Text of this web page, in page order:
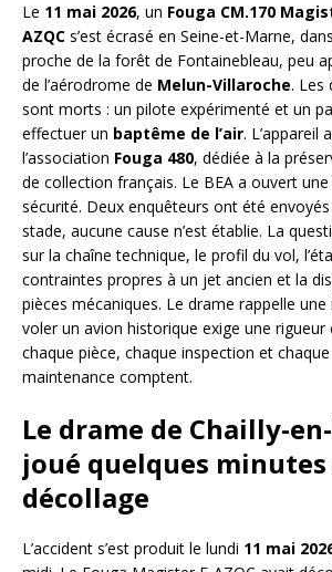
Le 11 mai 2026, un Fouga CM.170
AZQC s’est écrasé en Seine-et-Marne,
proche de la forêt de Fontainebleau, peu
de l’aérodrome de Melun-Villaroche. Les
sont morts : un pilote expérimenté et un
effectuer un baptême de l’air. L’appareil
l’association Fouga 480, dédiée à la
de collection français. Le BEA a ouvert
sécurité. Deux enquêteurs ont été envoyés
stade, aucune cause n’est établie. La
sur la chaîne technique, le profil du vol,
contraintes propres à un jet ancien et la
pièces mécaniques. Le drame rappelle
voler un avion historique exige une rigueur
chaque pièce, chaque inspection et
maintenance comptent.
Le drame de Chailly-
joué quelques minutes
décollage
L’accident s’est produit le lundi 11 mai